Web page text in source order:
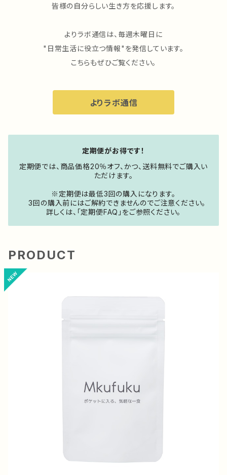
皆様の自分らしい生き方を応援します。
よりラボ通信は、毎週木曜日に
"日常生活に役立つ情報"を発信しています。
こちらもぜひご覧ください。
よりラボ通信
定期便がお得です！
定期便では、商品価格20％オフ、かつ、送料無料でご購入い
ただけます。
※定期便は最低3回の購入になります。
3回の購入前にはご解約できませんのでご注意ください。
詳しくは、「定期便FAQ」をご参照ください。
PRODUCT